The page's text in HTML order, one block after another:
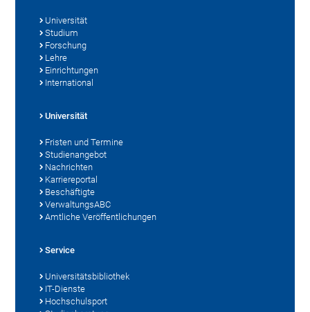
Universität
Studium
Forschung
Lehre
Einrichtungen
International
Universität
Fristen und Termine
Studienangebot
Nachrichten
Karriereportal
Beschäftigte
VerwaltungsABC
Amtliche Veröffentlichungen
Service
Universitätsbibliothek
IT-Dienste
Hochschulsport